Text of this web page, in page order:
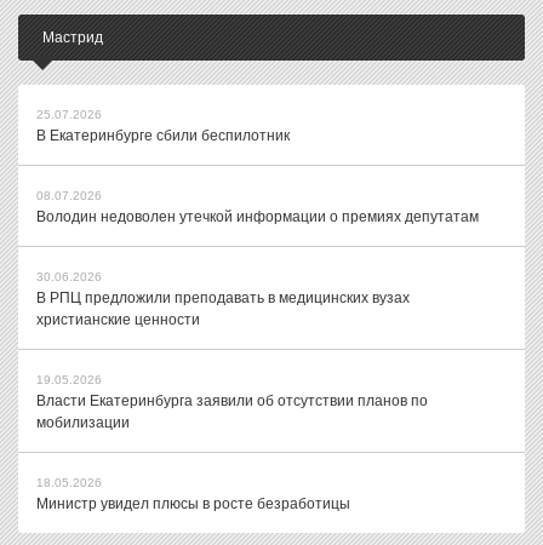
Мастрид
25.07.2026
В Екатеринбурге сбили беспилотник
08.07.2026
Володин недоволен утечкой информации о премиях депутатам
30.06.2026
В РПЦ предложили преподавать в медицинских вузах
христианские ценности
19.05.2026
Власти Екатеринбурга заявили об отсутствии планов по
мобилизации
18.05.2026
Министр увидел плюсы в росте безработицы